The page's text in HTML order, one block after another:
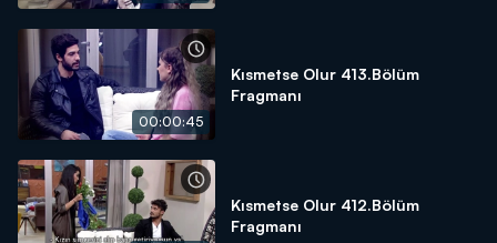
00:00:45
Kısmetse Olur 413.Bölüm
Fragmanı
Kısmetse Olur 412.Bölüm
Fragmanı